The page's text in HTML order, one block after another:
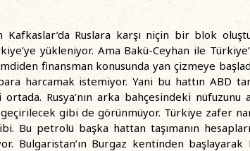
Kafkaslar’da Ruslara karşı niçin bir blok
yükleniyor. Ama Bakü-Ceyhan ile
finansman konusunda yan çizmeye
harcamak istemiyor. Yani bu hattın ABD
Rusya’nın arka bahçesindeki nüfuzunu
gibi de görünmüyor. Türkiye zafer
Bu petrolü başka hattan taşımanın
Bulgaristan’ın Burgaz kentinden başlayarak